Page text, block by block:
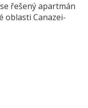
řešený apartmán
oblasti Canazei-